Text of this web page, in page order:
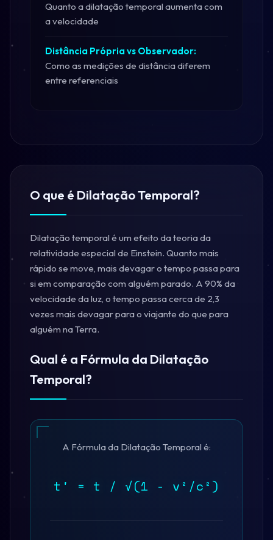
Quanto a dilatação temporal aumenta com
a velocidade
Distância Própria vs Observador:
Como as medições de distância diferem
entre referenciais
O que é Dilatação Temporal?
Dilatação temporal é um efeito da teoria da
relatividade especial de Einstein. Quanto mais
rápido se move, mais devagar o tempo passa para
si em comparação com alguém parado. A 90% da
velocidade da luz, o tempo passa cerca de 2,3
vezes mais devagar para o viajante do que para
alguém na Terra.
Qual é a Fórmula da Dilatação
Temporal?
A Fórmula da Dilatação Temporal é:
t' = t / √(1 - v²/c²)